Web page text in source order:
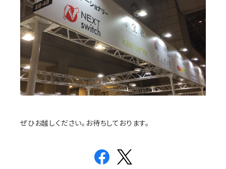
ぜひお越しください。お待ちしております。